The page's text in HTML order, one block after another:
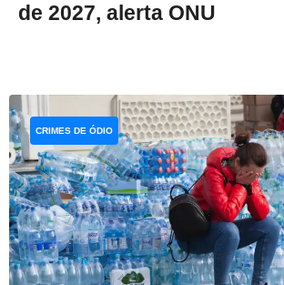
de 2027, alerta ONU
CRIMES DE ÓDIO